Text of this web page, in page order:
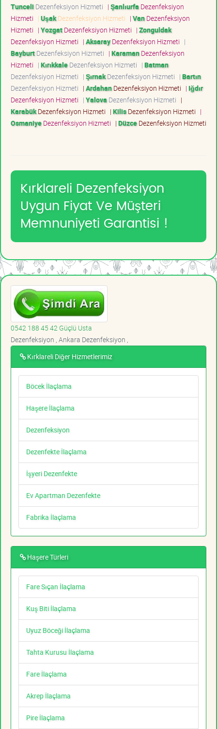
Tunceli Dezenfeksiyon Hizmeti | Şanlıurfa Dezenfeksiyon
Hizmeti | UşakDezenfeksiyon Hizmeti | VanDezenfeksiyon
Hizmeti | YozgatDezenfeksiyon Hizmeti | Zonguldak
Dezenfeksiyon Hizmeti | AksarayDezenfeksiyon Hizmeti |
BayburtDezenfeksiyon Hizmeti | KaramanDezenfeksiyon
Hizmeti | KırıkkaleDezenfeksiyon Hizmeti | Batman
Dezenfeksiyon Hizmeti | ŞırnakDezenfeksiyon Hizmeti | Bartın
Dezenfeksiyon Hizmeti | ArdahanDezenfeksiyon Hizmeti | Iğdır
Dezenfeksiyon Hizmeti | Yalova Dezenfeksiyon Hizmeti |
KarabükDezenfeksiyon Hizmeti | KilisDezenfeksiyon Hizmeti |
OsmaniyeDezenfeksiyon Hizmeti | DüzceDezenfeksiyon Hizmeti
Kırklareli Dezenfeksiyon
Uygun Fiyat Ve Müşteri
Memnuniyeti Garantisi !
0542 188 45 42 Güçlü Usta
Dezenfeksiyon , Ankara Dezenfeksiyon ,
Kırklareli Diğer Hizmetlerimiz
Böcek İlaçlama
Haşere İlaçlama
Dezenfeksiyon
Dezenfekte İlaçlama
İşyeri Dezenfekte
Ev Apartman Dezenfekte
Fabrika İlaçlama
Haşere Türleri
Fare Sıçan İlaçlama
Kuş Biti İlaçlama
Uyuz Böceği İlaçlama
Tahta Kurusu İlaçlama
Fare İlaçlama
Akrep İlaçlama
Pire İlaçlama